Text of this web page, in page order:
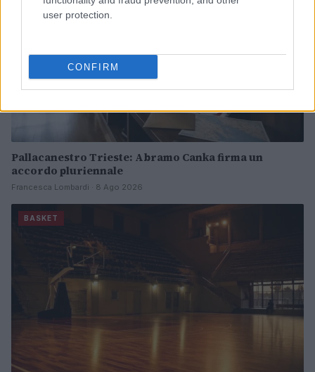
user protection.
CONFIRM
Pallacanestro Trieste: Abramo Canka firma un
accordo pluriennale
Francesca Lombardi · 8 Ago 2026
BASKET